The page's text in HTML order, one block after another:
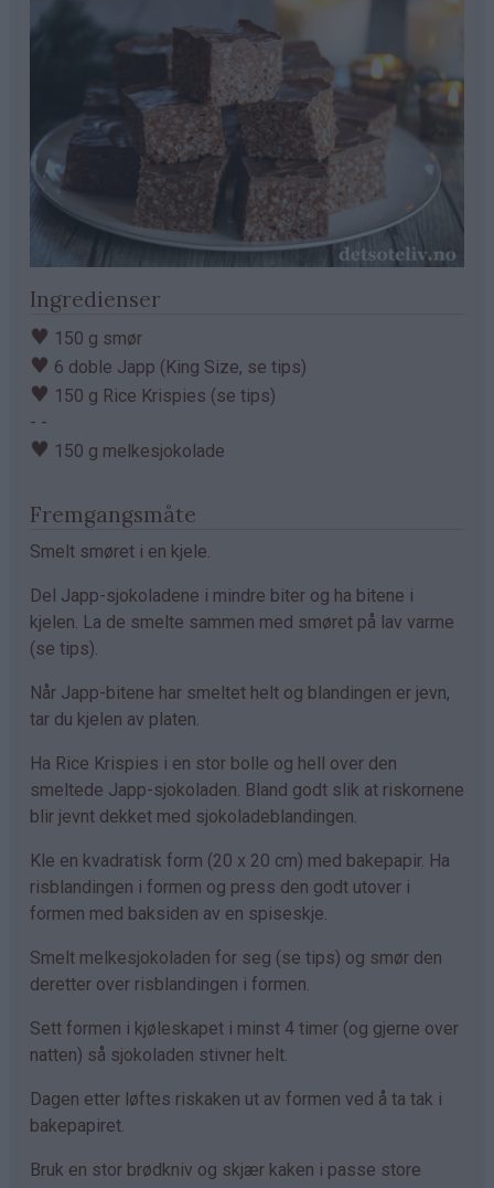
Ingredienser
♥ 150 g smør
♥ 6 doble Japp (King Size, se tips)
♥ 150 g Rice Krispies (se tips)
- -
♥ 150 g melkesjokolade
Fremgangsmåte
Smelt smøret i en kjele.
Del Japp-sjokoladene i mindre biter og ha bitene i
kjelen. La de smelte sammen med smøret på lav varme
(se tips).
Når Japp-bitene har smeltet helt og blandingen er jevn,
tar du kjelen av platen.
Ha Rice Krispies i en stor bolle og hell over den
smeltede Japp-sjokoladen. Bland godt slik at riskornene
blir jevnt dekket med sjokoladeblandingen.
Kle en kvadratisk form (20 x 20 cm) med bakepapir. Ha
risblandingen i formen og press den godt utover i
formen med baksiden av en spiseskje.
Smelt melkesjokoladen for seg (se tips) og smør den
deretter over risblandingen i formen.
Sett formen i kjøleskapet i minst 4 timer (og gjerne over
natten) så sjokoladen stivner helt.
Dagen etter løftes riskaken ut av formen ved å ta tak i
bakepapiret.
Bruk en stor brødkniv og skjær kaken i passe store